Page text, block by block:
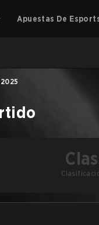
Apuestas De